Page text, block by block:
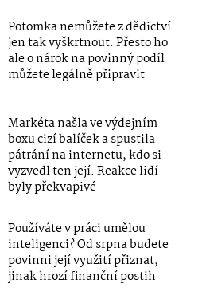
Potomka nemůžete z dědictví
jen tak vyškrtnout. Přesto ho
ale o nárok na povinný podíl
můžete legálně připravit
Markéta našla ve výdejním
boxu cizí balíček a spustila
pátrání na internetu, kdo si
vyzvedl ten její. Reakce lidí
byly překvapivé
Používáte v práci umělou
inteligenci? Od srpna budete
povinni její využití přiznat,
jinak hrozí finanční postih